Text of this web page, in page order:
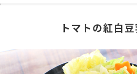
商品カテゴリ
トマトの紅白豆